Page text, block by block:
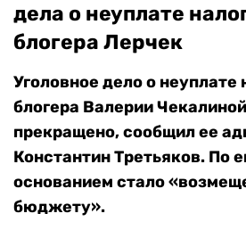
дела о неуплате
блогера Лерчек
Уголовное дело о неуплате
блогера Валерии
прекращено, сообщил ее
Константин Третьяков. По
основанием стало
бюджету».